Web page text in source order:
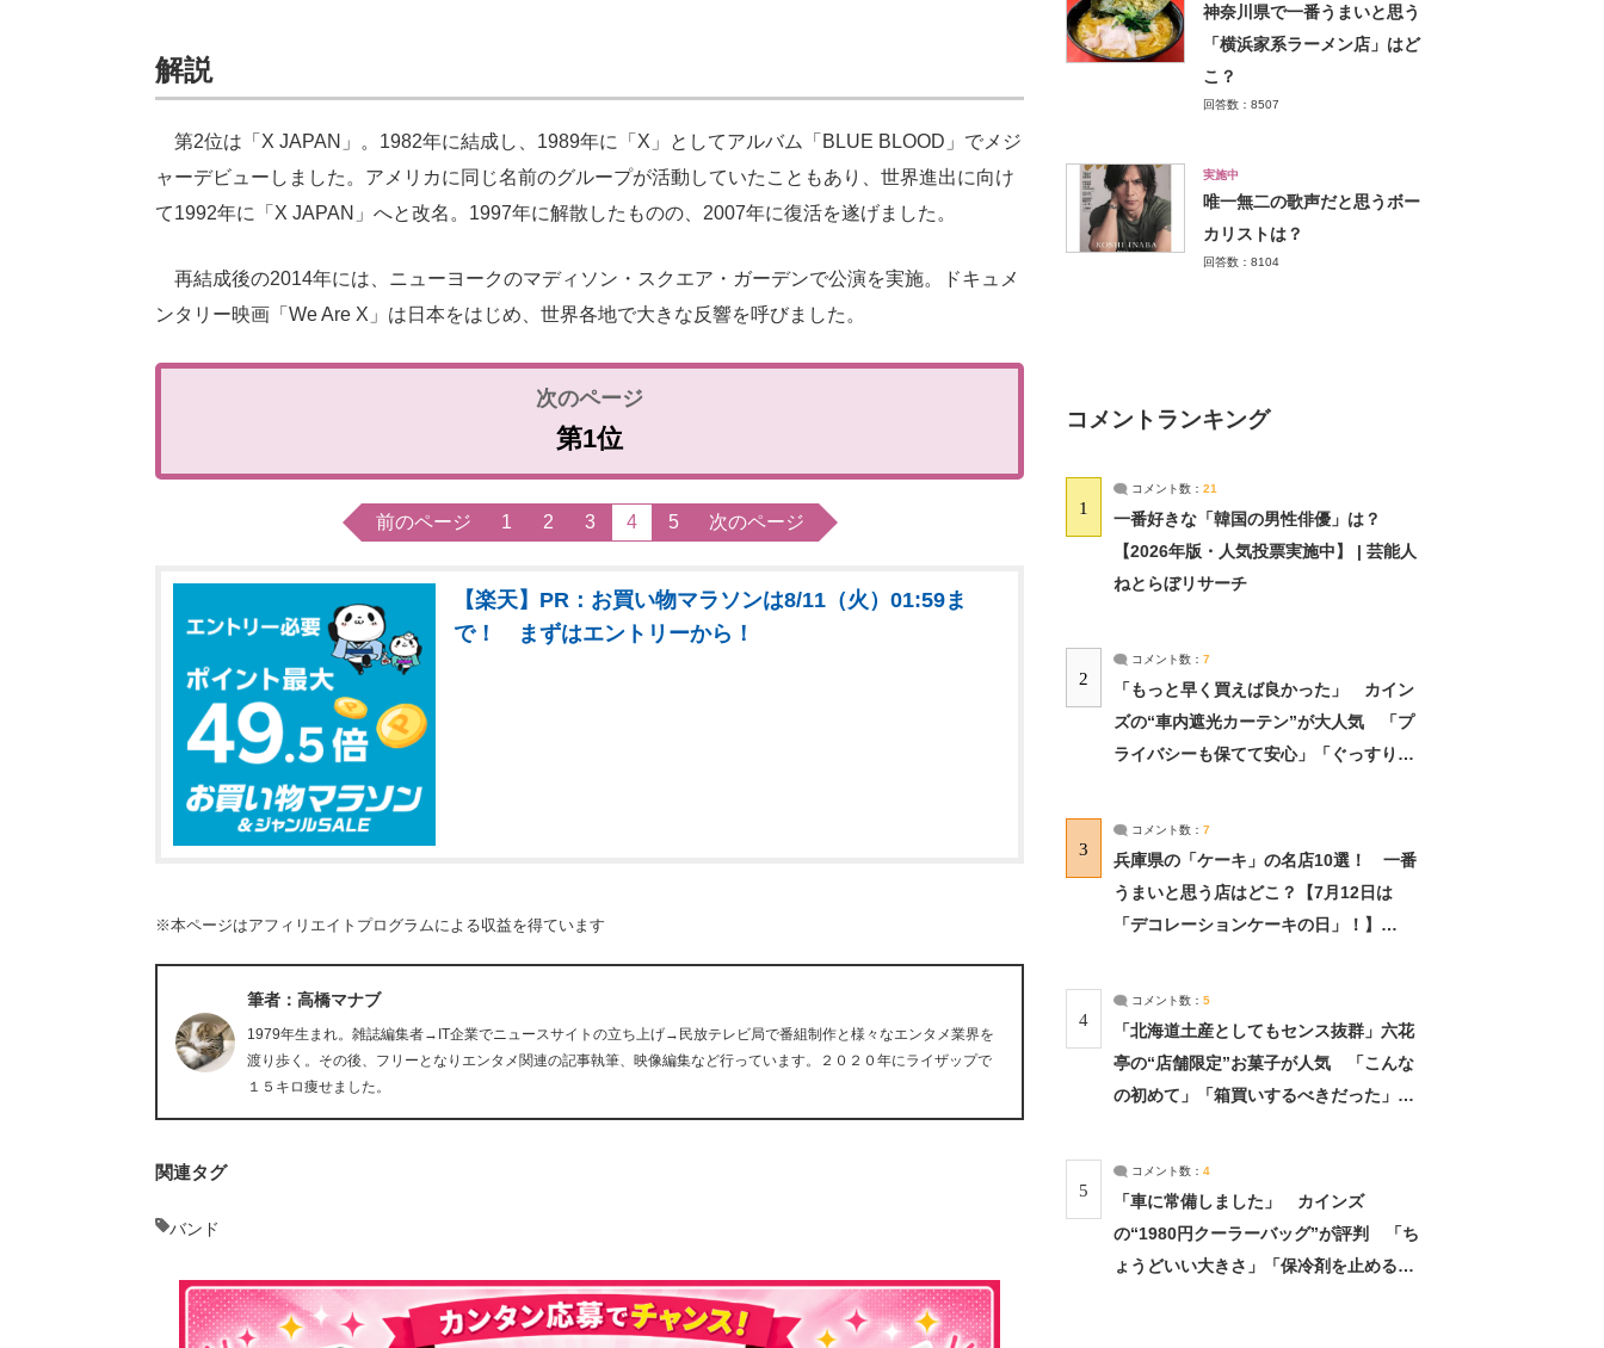
解説
第2位は「X JAPAN」。1982年に結成し、1989年に「X」としてアルバム「BLUE BLOOD」でメジ
ャーデビューしました。アメリカに同じ名前のグループが活動していたこともあり、世界進出に向け
て1992年に「X JAPAN」へと改名。1997年に解散したものの、2007年に復活を遂げました。
再結成後の2014年には、ニューヨークのマディソン・スクエア・ガーデンで公演を実施。ドキュメ
ンタリー映画「We Are X」は日本をはじめ、世界各地で大きな反響を呼びました。
第1位
前のページ 1 2 3 4 5 次のページ
【楽天】PR：お買い物マラソンは8/11（火）01:59ま
で！ まずはエントリーから！
※本ページはアフィリエイトプログラムによる収益を得ています
筆者：高橋マナブ
1979年生まれ。雑誌編集者→IT企業でニュースサイトの立ち上げ→民放テレビ局で番組制作と様々なエンタメ業界を
渡り歩く。その後、フリーとなりエンタメ関連の記事執筆、映像編集など行っています。２０２０年にライザップで
１５キロ痩せました。
関連タグ
バンド
神奈川県で一番うまいと思う
「横浜家系ラーメン店」はど
こ？
回答数：8507
実施中
唯一無二の歌声だと思うボー
カリストは？
回答数：8104
コメントランキング
1
コメント数： 21
一番好きな「韓国の男性俳優」は？
【2026年版・人気投票実施中】 | 芸能人
ねとらぼリサーチ
2
コメント数： 7
「もっと早く買えば良かった」 カイン
ズの“車内遮光カーテン”が大人気 「プ
ライバシーも保てて安心」「ぐっすり眠
3
コメント数： 7
兵庫県の「ケーキ」の名店10選！ 一番
うまいと思う店はどこ？【7月12日は
「デコレーションケーキの日」！】
4
コメント数： 5
「北海道土産としてもセンス抜群」六花
亭の“店舗限定”お菓子が人気 「こんな
の初めて」「箱買いするべきだった」
5
コメント数： 4
「車に常備しました」 カインズ
の“1980円クーラーバッグ”が評判 「ち
ょうどいい大きさ」「保冷剤を止めるベ